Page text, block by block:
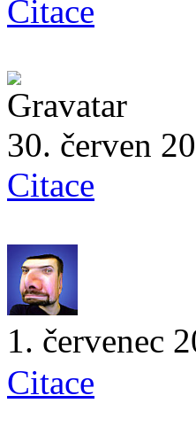
Citace
30. červen
Citace
1. červenec
Citace